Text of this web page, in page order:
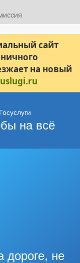
сайт
на новый
на всё
дороге, не